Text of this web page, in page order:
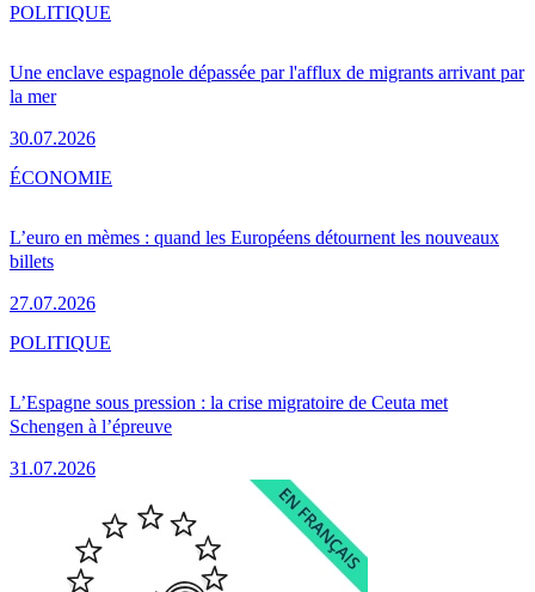
Une enclave espagnole dépassée par l'afflux de migrants arrivant par
la mer
30.07.2026
POLITIQUE
L’euro en mèmes : quand les Européens détournent les nouveaux
billets
27.07.2026
ÉCONOMIE
L’Espagne sous pression : la crise migratoire de Ceuta met
Schengen à l’épreuve
31.07.2026
POLITIQUE